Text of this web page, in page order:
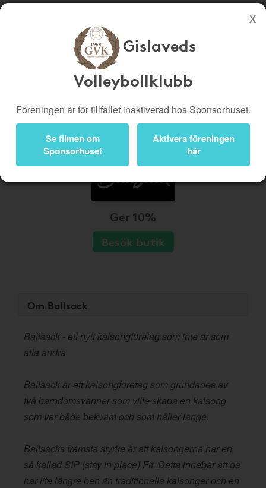
Köp genom denna sida stöttar Gislaveds Volleybollklubb
Bli medlem
Logga in
Gislaveds
Volleybollklubb
Föreningen är för tillfället inaktiverad hos Sponsorhuset.
Se filmen om
Sponsorhuset
Aktivera föreningen
här
Ger 10%
Besök butik
Om Ballsack
Ballsack - ett nytt kalsongföretag som inte är som
alla andra
Ballsack är ett kalsongföretag som grundades av
två barndomsvänner som ville skapa en kalsong
som var både bekväm och som håller länge.
Ballsacks främsta styrka är att kalsongerna har en
så kallad SIP (stay in place) Fit. Detta innebär att de
har lite längre ben än traditionella kalsonger och en